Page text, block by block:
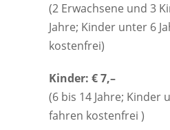
(2 Erwachsene und 3
Jahre; Kinder unter 6
kostenfrei)
Kinder: € 7,–
(6 bis 14 Jahre; Kinder
fahren kostenfrei )